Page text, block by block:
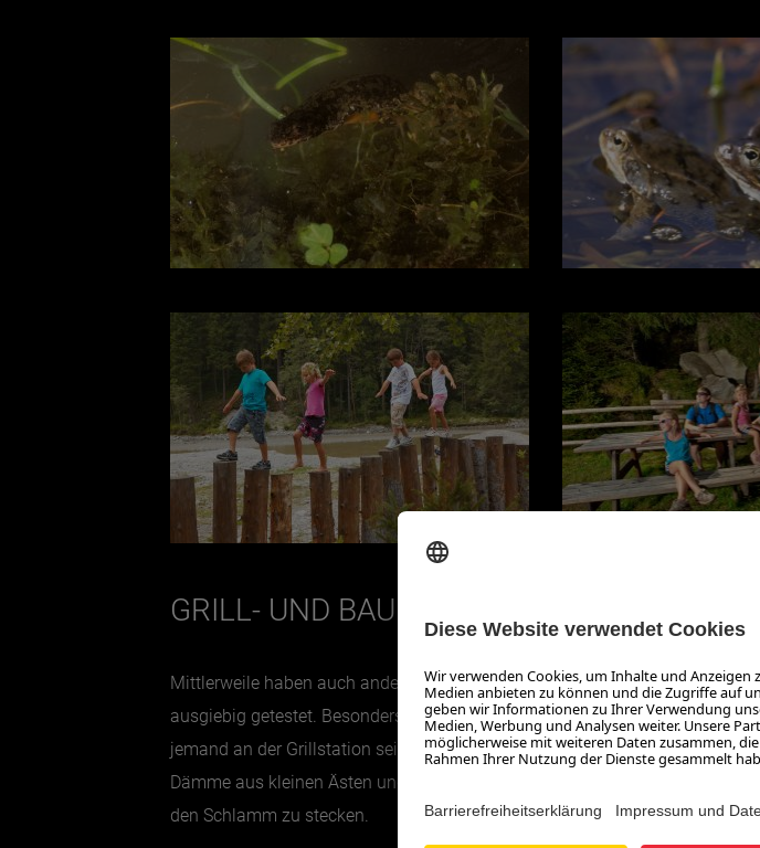
GRILL- UND BAUMEISTER
Mittlerweile haben auch andere Gäste den Weg zum Blausee gefunden,
ausgiebig getestet. Besonders mutige wagen einen Sprung ins doch sehr
jemand an der Grillstation sein Mittagessen vorbereitet. Im nahen
Dämme aus kleinen Ästen und Steinen gebaut und Dümpel gegraben.
den Schlamm zu stecken.